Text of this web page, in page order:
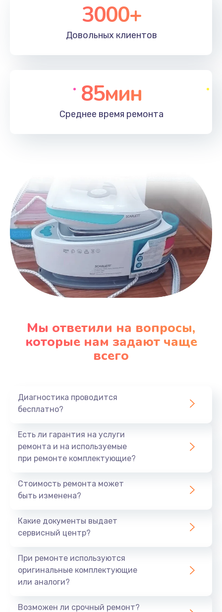
3000+
Довольных клиентов
85мин
Среднее время ремонта
Мы ответили на вопросы,
которые нам задают чаще
всего
Диагностика проводится
бесплатно?
Есть ли гарантия на услуги
ремонта и на используемые
при ремонте комплектующие?
Стоимость ремонта может
быть изменена?
Какие документы выдает
сервисный центр?
При ремонте используются
оригинальные комплектующие
или аналоги?
Возможен ли срочный ремонт?